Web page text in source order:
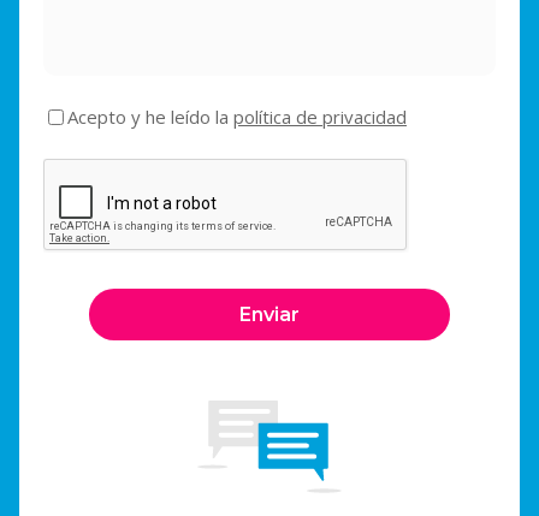
Acepto y he leído la política de privacidad